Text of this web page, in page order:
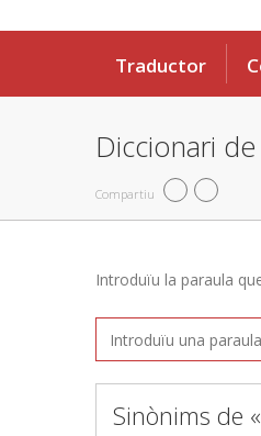
Traductor
Diccionari
Compartiu
Introduïu la paraula
Sinònims de